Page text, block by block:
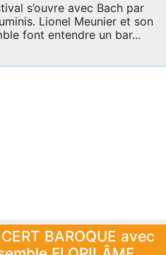
s’ouvre avec Bach par
Lionel Meunier et son
font entendre un bar...
BAROQUE avec